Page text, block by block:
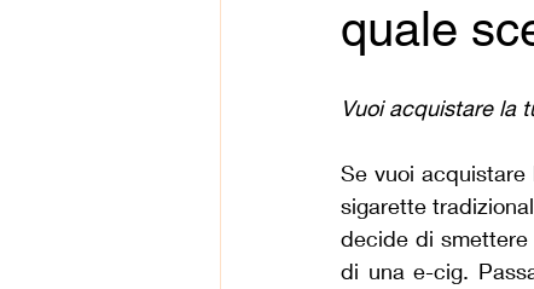
quale
Vuoi acquistare la
Se vuoi
sigarette
decide di smettere
di una e-cig.